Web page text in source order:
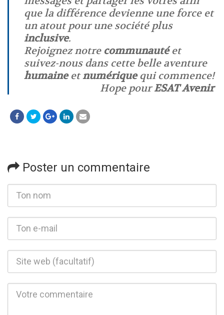
que la différence devienne une force et
un atout pour une société plus
inclusive.
Rejoignez notre communautéet
suivez-nous dans cette belle aventure
humaineetnumériquequi commence!
Hope pourESAT Avenir
Poster un commentaire